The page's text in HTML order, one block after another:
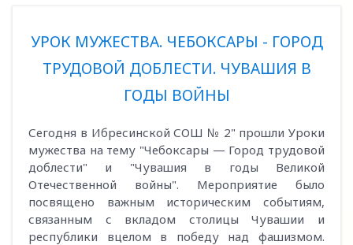
УРОК МУЖЕСТВА. ЧЕБОКСАРЫ - ГОРОД
ТРУДОВОЙ ДОБЛЕСТИ. ЧУВАШИЯ В
ГОДЫ ВОЙНЫ
Сегодня в Ибресинской СОШ № 2" прошли Уроки
мужества на тему "Чебоксары — Город трудовой
доблести" и "Чувашия в годы Великой
Отечественной войны". Мероприятие было
посвящено важным историческим событиям,
связанным с вкладом столицы Чувашии и
республики вцелом в победу над фашизмом.